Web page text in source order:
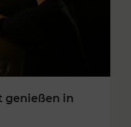
genießen in